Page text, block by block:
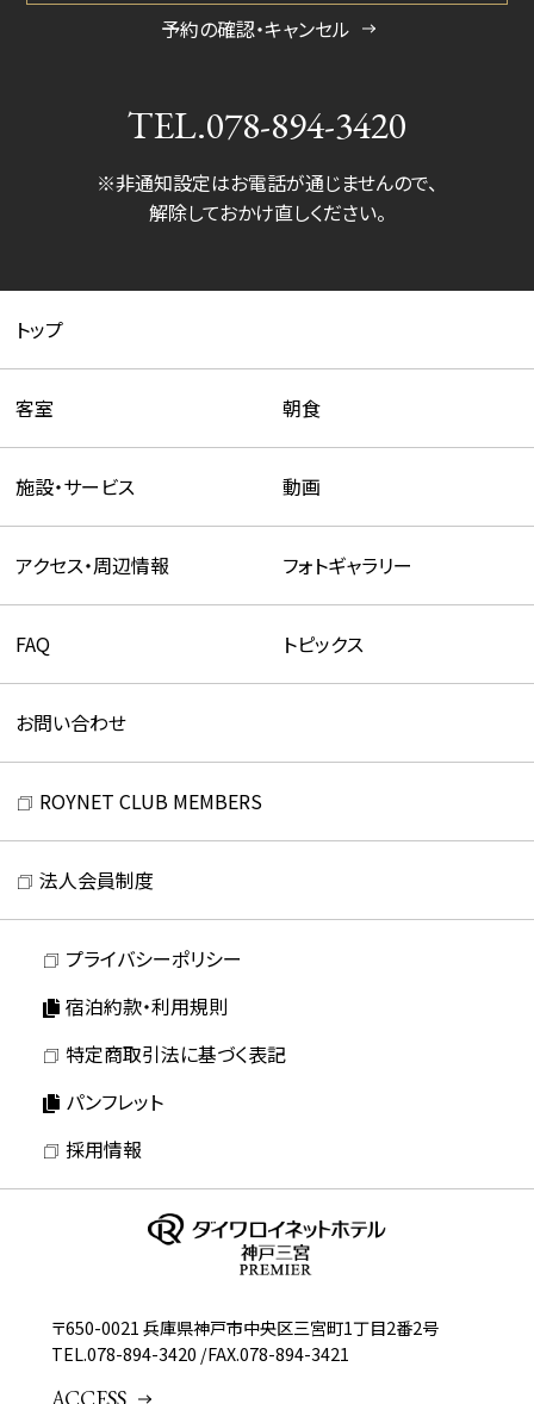
予約の確認・キャンセル
TEL.078-894-3420
※非通知設定はお電話が通じませんので、
解除しておかけ直しください。
トップ
客室 朝食
施設・サービス 動画
アクセス・周辺情報 フォトギャラリー
FAQ トピックス
お問い合わせ
ROYNET CLUB MEMBERS
法人会員制度
プライバシーポリシー
宿泊約款・利用規則
特定商取引法に基づく表記
パンフレット
採用情報
〒650-0021 兵庫県神戸市中央区三宮町1丁目2番2号
TEL.078-894-3420 /FAX.078-894-3421